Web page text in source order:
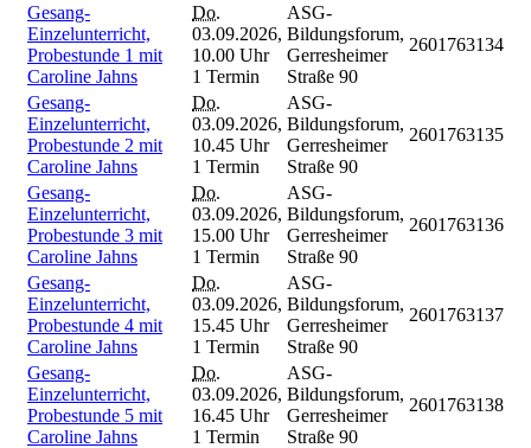
Gesang-
Einzelunterricht,
Probestunde 1 mit
Caroline Jahns
Do.
03.09.2026,
10.00 Uhr
1 Termin
ASG-
Bildungsforum,
Gerresheimer
Straße 90
2601763134
Gesang-
Einzelunterricht,
Probestunde 2 mit
Caroline Jahns
Do.
03.09.2026,
10.45 Uhr
1 Termin
ASG-
Bildungsforum,
Gerresheimer
Straße 90
2601763135
Gesang-
Einzelunterricht,
Probestunde 3 mit
Caroline Jahns
Do.
03.09.2026,
15.00 Uhr
1 Termin
ASG-
Bildungsforum,
Gerresheimer
Straße 90
2601763136
Gesang-
Einzelunterricht,
Probestunde 4 mit
Caroline Jahns
Do.
03.09.2026,
15.45 Uhr
1 Termin
ASG-
Bildungsforum,
Gerresheimer
Straße 90
2601763137
Gesang-
Einzelunterricht,
Probestunde 5 mit
Caroline Jahns
Do.
03.09.2026,
16.45 Uhr
1 Termin
ASG-
Bildungsforum,
Gerresheimer
Straße 90
2601763138